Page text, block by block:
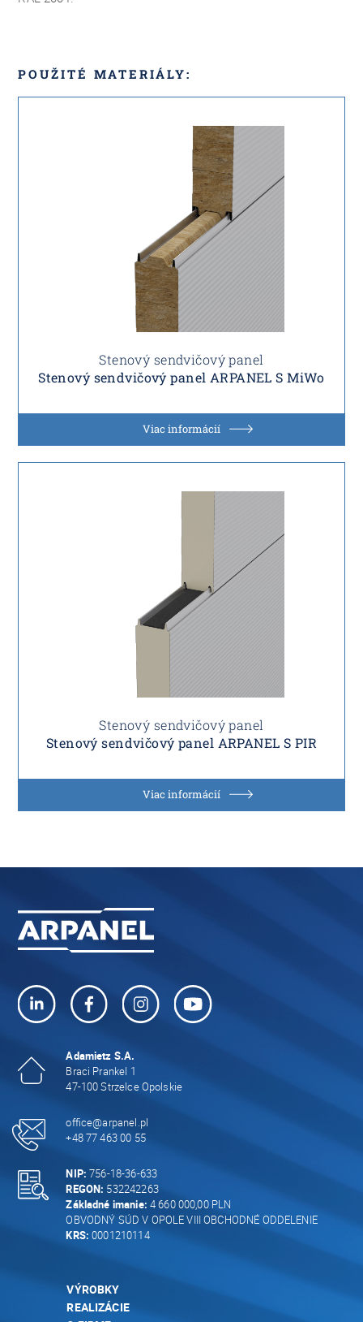
POUŽITÉ MATERIÁLY:
Stenový sendvičový panel
Stenový sendvičový panel ARPANEL S MiWo
Viac informácií
Stenový sendvičový panel
Stenový sendvičový panel ARPANEL S PIR
Viac informácií
Adamietz S.A.
Braci Prankel 1
47-100 Strzelce Opolskie
office@arpanel.pl
+48 77 463 00 55
NIP: 756-18-36-633
REGON: 532242263
Základné imanie: 4 660 000,00 PLN
OBVODNÝ SÚD V OPOLE VIII OBCHODNÉ ODDELENIE
KRS: 0001210114
VÝROBKY
REALIZÁCIE